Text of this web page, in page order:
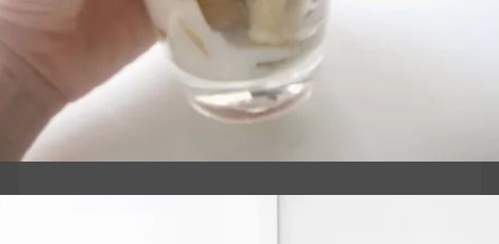
UrMart 為你打造理想生活
搜
尋